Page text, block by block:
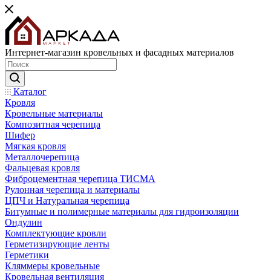
Интернет-магазин кровельных и фасадных материалов
Каталог
Кровля
Кровельные материалы
Композитная черепица
Шифер
Мягкая кровля
Металлочерепица
Фальцевая кровля
Фиброцементная черепица ТИСМА
Рулонная черепица и материалы
ЦПЧ и Натуральная черепица
Битумные и полимерные материалы для гидроизоляции
Ондулин
Комплектующие кровли
Герметизирующие ленты
Герметики
Кляммеры кровельные
Кровельная вентиляция